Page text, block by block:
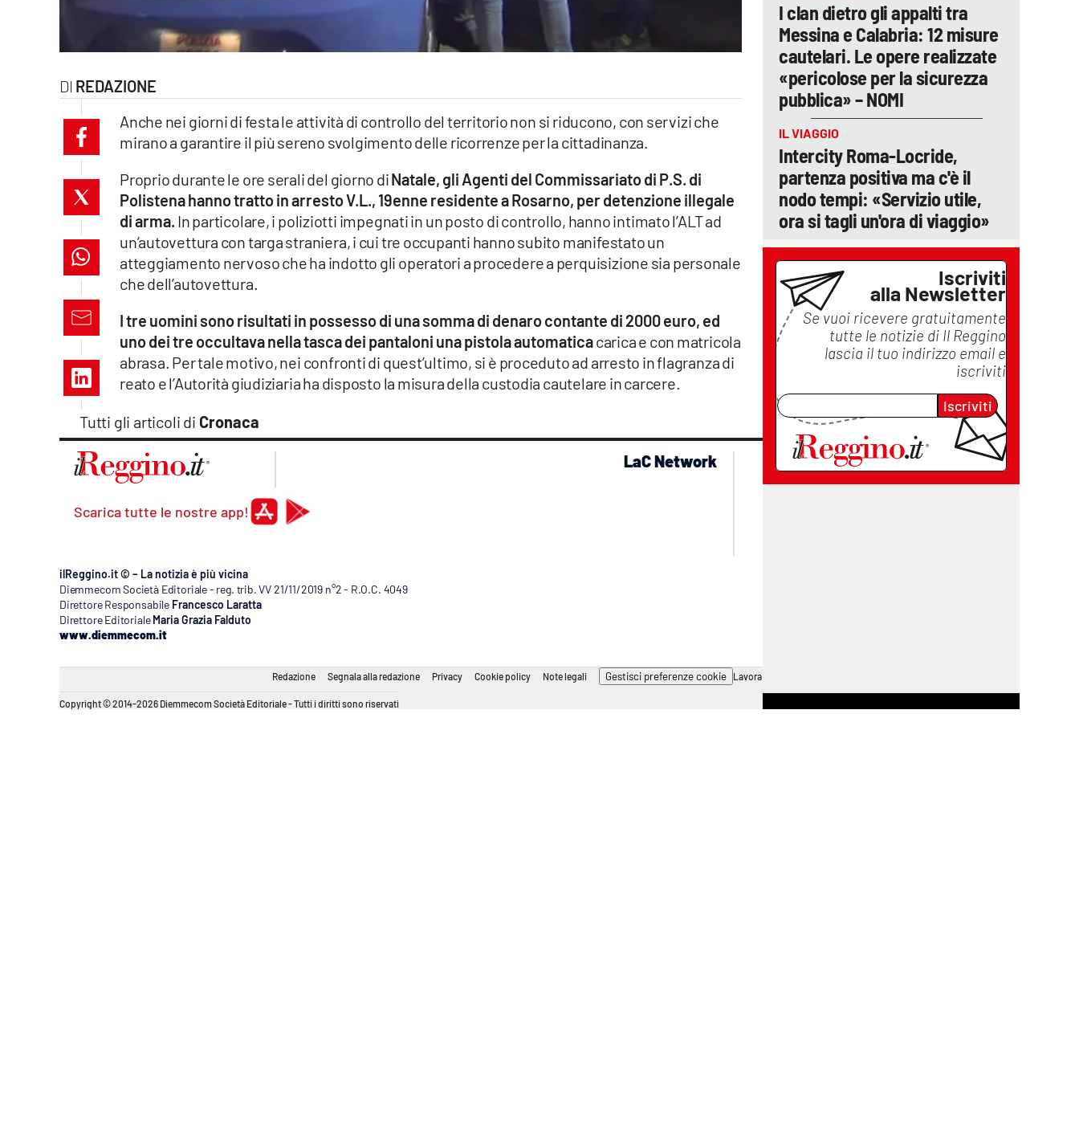
cosenzachannel.it
catanzarochannel.it
lacapitalenews.it
REDAZIONE
Tutti gli articoli di Cronaca
Anche nei giorni di festa le attività di controllo del territorio non si riducono, con servizi che
mirano a garantire il più sereno svolgimento delle ricorrenze per la cittadinanza.
Proprio durante le ore serali del giorno diNatale, gli Agenti del Commissariato di P.S. di
Polistena hanno tratto in arresto V.L., 19enne residente a Rosarno, per detenzione illegale
di arma. In particolare, i poliziotti impegnati in un posto di controllo, hanno intimato l’ALT ad
un’autovettura con targa straniera, i cui tre occupanti hanno subito manifestato un
atteggiamento nervoso che ha indotto gli operatori a procedere a perquisizione sia personale
che dell’autovettura.
I tre uomini sono risultati in possesso di una somma di denaro contante di 2000 euro, ed
uno dei tre occultava nella tasca dei pantaloni una pistola automaticacarica e con matricola
abrasa. Per tale motivo, nei confronti di quest’ultimo, si è proceduto ad arresto in flagranza di
reato e l’Autorità giudiziaria ha disposto la misura della custodia cautelare in carcere.
I clan dietro gli appalti tra
Messina e Calabria: 12 misure
cautelari. Le opere realizzate
«pericolose per la sicurezza
pubblica» – NOMI
IL VIAGGIO
Intercity Roma-Locride,
partenza positiva ma c'è il
nodo tempi: «Servizio utile,
ora si tagli un'ora di viaggio»
Iscriviti
alla Newsletter
Se vuoi ricevere gratuitamente
tutte le notizie di Il Reggino
lascia il tuo indirizzo email e
iscriviti
Iscriviti
Scarica tutte le nostre app!
LaC Network
lacplay.it
lacitymag.it
ilReggino.it © – La notizia è più vicina
Diemmecom Società Editoriale - reg. trib. VV 21/11/2019 n°2 - R.O.C. 4049
Direttore Responsabile Francesco Laratta
Direttore Editoriale Maria Grazia Falduto
www.diemmecom.it
Redazione Segnala alla redazione Privacy Cookie policy Note legali Gestisci preferenze cookie Lavora con noi
Copyright © 2014-2026 Diemmecom Società Editoriale - Tutti i diritti sono riservati